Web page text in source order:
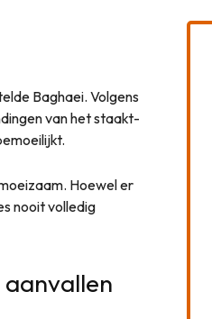
Baghaei. Volgens
van het staakt-
Hoewel er
nooit volledig